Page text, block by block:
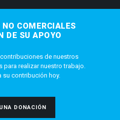
COMERCIALES
DE SU APOYO
de nuestros
para realizar nuestro trabajo.
su contribución hoy.
DONACIÓN